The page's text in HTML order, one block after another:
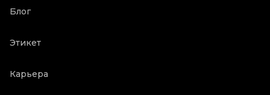
Блог
Этикет
Карьера